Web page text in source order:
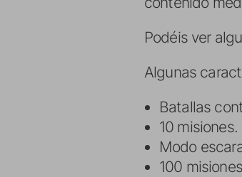
Podéis ver
Algunas
Batallas
10 misiones.
Modo
100